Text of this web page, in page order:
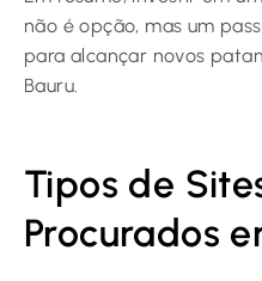
não é opção, mas um
para alcançar novos
Bauru.
Tipos de
Procurados